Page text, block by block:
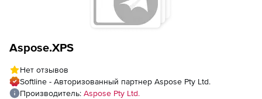
Aspose.XPS
Нет отзывов
Softline - Авторизованный партнер Aspose Pty Ltd.
Производитель: Aspose Pty Ltd.